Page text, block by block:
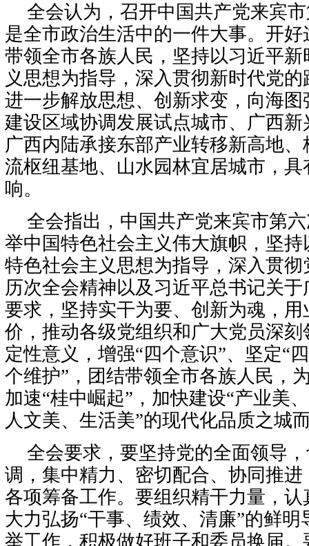
全会认为，召开中国共产党来宾
是全市政治生活中的一件大事。开
带领全市各族人民，坚持以习近平
义思想为指导，深入贯彻新时代党
进一步解放思想、创新求变，向海
建设区域协调发展试点城市、广西
广西内陆承接东部产业转移新高地
流枢纽基地、山水园林宜居城市，
响。
全会指出，中国共产党来宾市第
举中国特色社会主义伟大旗帜，坚
特色社会主义思想为指导，深入贯
历次全会精神以及习近平总书记关
要求，坚持实干为要、创新为魂，
价，推动各级党组织和广大党员深刻
定性意义，增强“四个意识”、坚定“
个维护”，团结带领全市各族人民，
加速“桂中崛起”，加快建设“产业美
人文美、生活美”的现代化品质之城
全会要求，要坚持党的全面领导
调，集中精力、密切配合、协同推
各项筹备工作。要组织精干力量，
大力弘扬“干事、绩效、清廉”的鲜
举工作，积极做好班子和委员换届